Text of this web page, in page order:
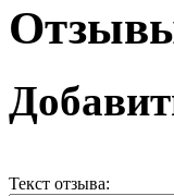
Текст отзыва: